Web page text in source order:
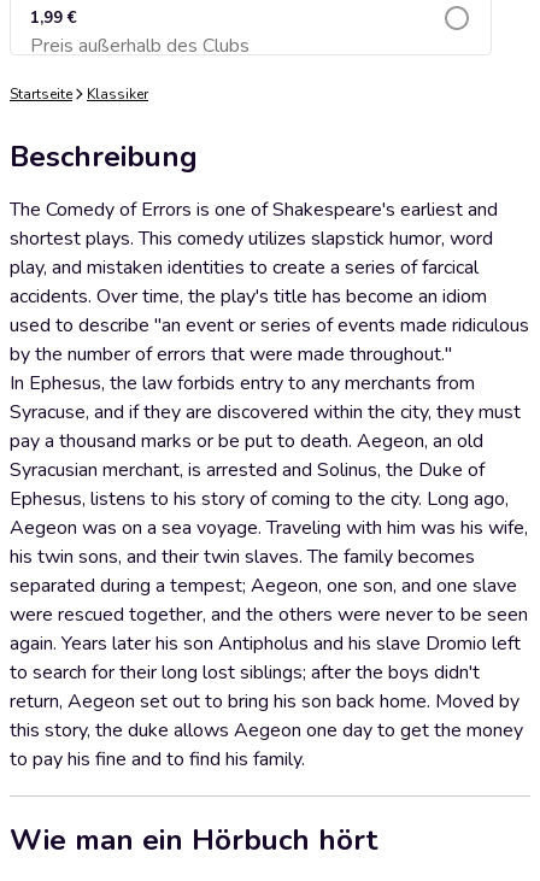
1,99 €
Preis außerhalb des ClubsZum Warenkorb hinzufügen
Startseite Klassiker
Beschreibung
The Comedy of Errors is one of Shakespeare's earliest and
shortest plays. This comedy utilizes slapstick humor, word
play, and mistaken identities to create a series of farcical
accidents. Over time, the play's title has become an idiom
used to describe "an event or series of events made ridiculous
by the number of errors that were made throughout."
In Ephesus, the law forbids entry to any merchants from
Syracuse, and if they are discovered within the city, they must
pay a thousand marks or be put to death. Aegeon, an old
Syracusian merchant, is arrested and Solinus, the Duke of
Ephesus, listens to his story of coming to the city. Long ago,
Aegeon was on a sea voyage. Traveling with him was his wife,
his twin sons, and their twin slaves. The family becomes
separated during a tempest; Aegeon, one son, and one slave
were rescued together, and the others were never to be seen
again. Years later his son Antipholus and his slave Dromio left
to search for their long lost siblings; after the boys didn't
return, Aegeon set out to bring his son back home. Moved by
this story, the duke allows Aegeon one day to get the money
to pay his fine and to find his family.
Wie man ein Hörbuch hört